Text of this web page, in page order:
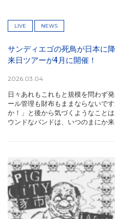
LIVE NEWS
サンディエゴの死鳥が日本に降り
来日ツアーが4月に開催！
2026.03.04
日々あれもこれもと規模を問わず
ール管理も財布もままならないで
か！」と後から気づくようなこと
ウンドなバンドは、いつのまにか